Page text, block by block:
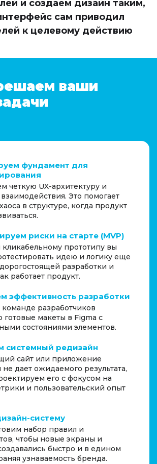
и создаем дизайн таким,
сам приводил
к целевому действию
ваши
фундамент для
четкую UX-архитектуру и
Это помогает
в структуре, когда продукт
риски на старте (MVP)
кликабельному прототипу вы
идею и логику еще
разработки и
работает продукт.
эффективность разработки
разработчиков
готовые макеты в Figma с
состояниями элементов.
системный редизайн
сайт или приложение
дает ожидаемого результата,
его с фокусом на
и пользовательский опыт
систему
набор правил и
чтобы новые экраны и
быстро и в едином
узнаваемость бренда.